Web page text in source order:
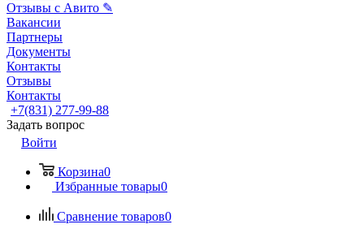
Отзывы с Авито ✎
Вакансии
Партнеры
Документы
Контакты
Отзывы
Контакты
+7(831) 277-99-88
Задать вопрос
Войти
Корзина0
Избранные товары0
Сравнение товаров0